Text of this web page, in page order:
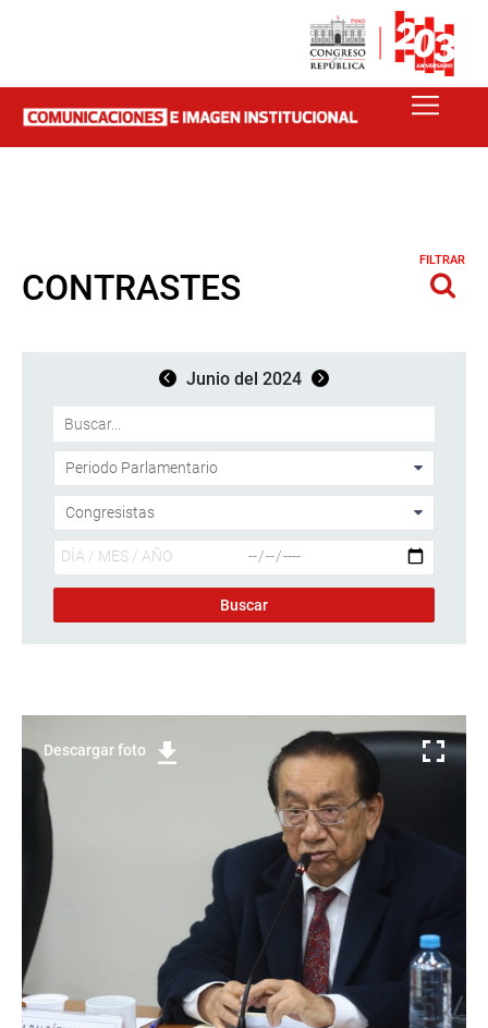
CONTRASTES
FILTRAR
Junio del 2024
Descargar foto